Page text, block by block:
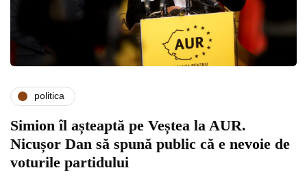
politica
Simion îl așteaptă pe Veștea la AUR.
Nicușor Dan să spună public că e nevoie de
voturile partidului